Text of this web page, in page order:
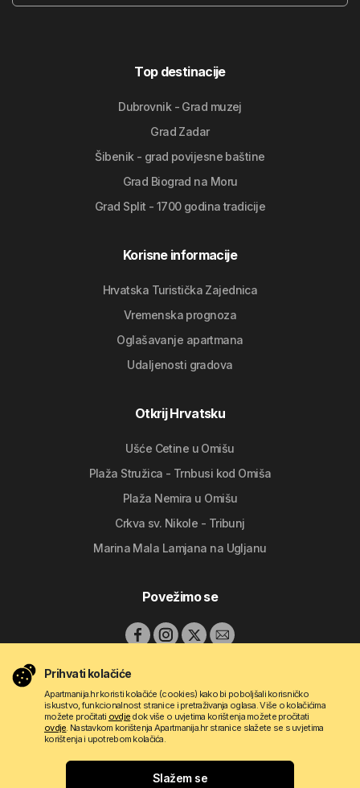
Top destinacije
Dubrovnik - Grad muzej
Grad Zadar
Šibenik - grad povijesne baštine
Grad Biograd na Moru
Grad Split - 1700 godina tradicije
Korisne informacije
Hrvatska Turistička Zajednica
Vremenska prognoza
Oglašavanje apartmana
Udaljenosti gradova
Otkrij Hrvatsku
Ušće Cetine u Omišu
Plaža Stružica - Trnbusi kod Omiša
Plaža Nemira u Omišu
Crkva sv. Nikole - Tribunj
Marina Mala Lamjana na Ugljanu
Povežimo se
Pravila korištenja
Prihvati kolačiće
Apartmanija.hr koristi kolačiće (cookies) kako bi poboljšali korisničko
iskustvo, funkcionalnost stranice i pretraživanja oglasa. Više o kolačićima
možete pročitati ovdje dok više o uvjetima korištenja možete pročitati
ovdje. Nastavkom korištenja Apartmanija.hr stranice slažete se s uvjetima
korištenja i upotrebom kolačića.
Slažem se